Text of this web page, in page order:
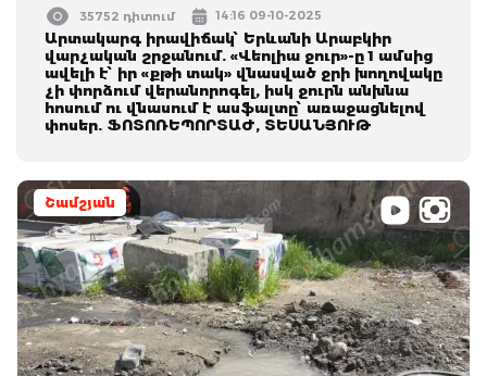
35752 դիտում 14:16 09-10-2025
Արտակարգ իրավիճակ՝ Երևանի Արաբկիր
վարչական շրջանում. «Վեոլիա ջուր»-ը 1 ամսից
ավելի է՝ իր «քթի տակ» վնասված ջրի խողովակը
չի փորձում վերանորոգել, իսկ ջուրն անխնա
հոսում ու վնասում է ասֆալտը՝ առաջացնելով
փոսեր. ՖՈՏՈՌԵՊՈՐՏԱԺ, ՏԵՍԱՆՅՈՒԹ
Շամշյան